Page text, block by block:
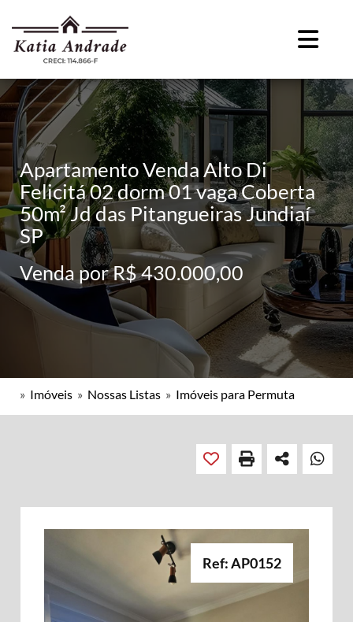
Apartamento Venda Alto Di
Felicitá 02 dorm 01 vaga Coberta
50m² Jd das Pitangueiras Jundiaí
SP
Venda por R$ 430.000,00
» Imóveis » Nossas Listas » Imóveis para Permuta
Ref: AP0152